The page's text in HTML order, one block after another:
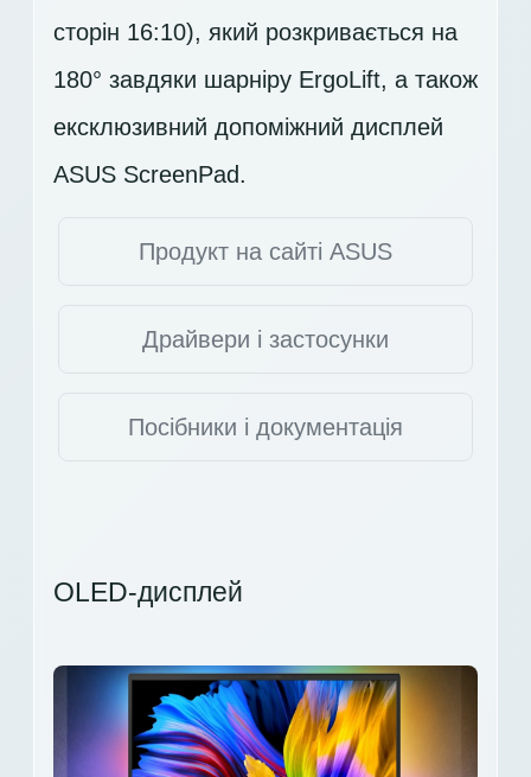
сторін 16:10), який розкривається на
180° завдяки шарніру ErgoLift, а також
ексклюзивний допоміжний дисплей
ASUS ScreenPad.
Продукт на сайті ASUS
Драйвери і застосунки
Посібники і документація
OLED-дисплей